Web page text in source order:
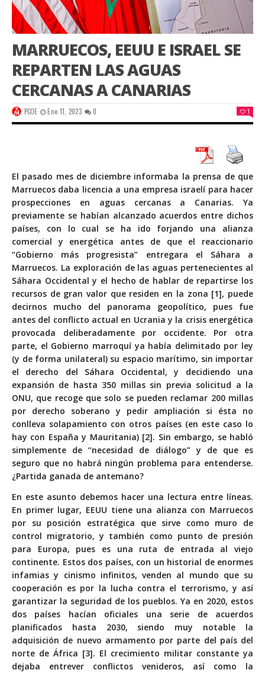
MARRUECOS, EEUU E ISRAEL SE
REPARTEN LAS AGUAS
CERCANAS A CANARIAS
PCOE Ene 11, 2023 0 1
El pasado mes de diciembre informaba la prensa de que
Marruecos daba licencia a una empresa israelí para hacer
prospecciones en aguas cercanas a Canarias. Ya
previamente se habían alcanzado acuerdos entre dichos
países, con lo cual se ha ido forjando una alianza
comercial y energética antes de que el reaccionario
“Gobierno más progresista” entregara el Sáhara a
Marruecos. La exploración de las aguas pertenecientes al
Sáhara Occidental y el hecho de hablar de repartirse los
recursos de gran valor que residen en la zona [1], puede
decirnos mucho del panorama geopolítico, pues fue
antes del conflicto actual en Ucrania y la crisis energética
provocada deliberadamente por occidente. Por otra
parte, el Gobierno marroquí ya había delimitado por ley
(y de forma unilateral) su espacio marítimo, sin importar
el derecho del Sáhara Occidental, y decidiendo una
expansión de hasta 350 millas sin previa solicitud a la
ONU, que recoge que solo se pueden reclamar 200 millas
por derecho soberano y pedir ampliación si ésta no
conlleva solapamiento con otros países (en este caso lo
hay con España y Mauritania) [2]. Sin embargo, se habló
simplemente de “necesidad de diálogo” y de que es
seguro que no habrá ningún problema para entenderse.
¿Partida ganada de antemano?
En este asunto debemos hacer una lectura entre líneas.
En primer lugar, EEUU tiene una alianza con Marruecos
por su posición estratégica que sirve como muro de
control migratorio, y también como punto de presión
para Europa, pues es una ruta de entrada al viejo
continente. Estos dos países, con un historial de enormes
infamias y cinismo infinitos, venden al mundo que su
cooperación es por la lucha contra el terrorismo, y así
garantizar la seguridad de los pueblos. Ya en 2020, estos
dos países hacían oficiales una serie de acuerdos
planificados hasta 2030, siendo muy notable la
adquisición de nuevo armamento por parte del país del
norte de África [3]. El crecimiento militar constante ya
dejaba entrever conflictos venideros, así como la